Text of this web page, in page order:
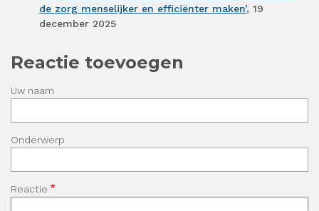
de zorg menselijker en efficiënter maken’, 19
december 2025
Reactie toevoegen
Uw naam
Onderwerp
Reactie